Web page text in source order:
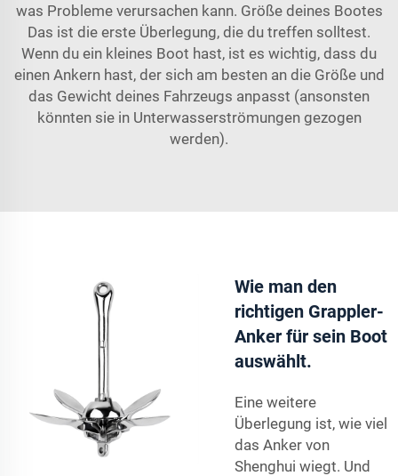
was Probleme verursachen kann. Größe deines Bootes
Das ist die erste Überlegung, die du treffen solltest.
Wenn du ein kleines Boot hast, ist es wichtig, dass du
einen Ankern hast, der sich am besten an die Größe und
das Gewicht deines Fahrzeugs anpasst (ansonsten
könnten sie in Unterwasserströmungen gezogen
werden).
Wie man den
richtigen Grappler-
Anker für sein Boot
auswählt.
Eine weitere
Überlegung ist, wie viel
das Anker von
Shenghui wiegt. Und